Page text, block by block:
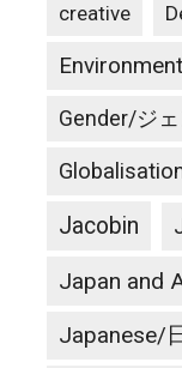
creative
Gender/ジ
Jacobin
Japan and
Japanese/